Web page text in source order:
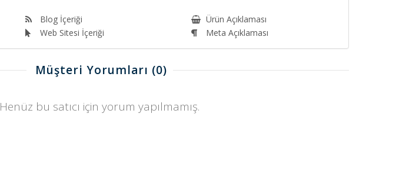
Blog İçeriği
Ürün Açıklaması
Web Sitesi İçeriği Meta Açıklaması
Müşteri Yorumları (0)
Henüz bu satıcı için yorum yapılmamış.